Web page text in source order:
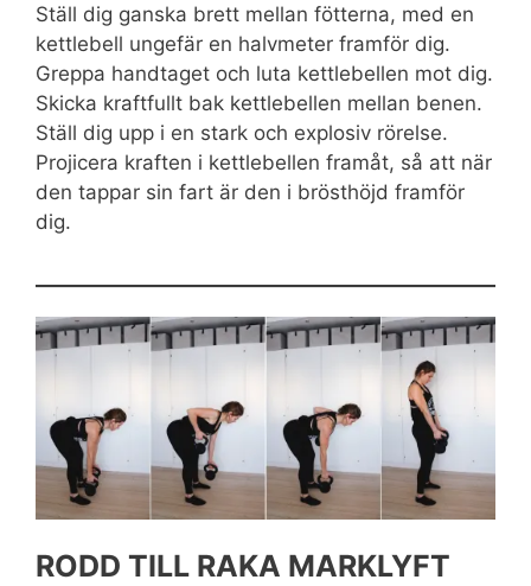
Ställ dig ganska brett mellan fötterna, med en
kettlebell ungefär en halvmeter framför dig.
Greppa handtaget och luta kettlebellen mot dig.
Skicka kraftfullt bak kettlebellen mellan benen.
Ställ dig upp i en stark och explosiv rörelse.
Projicera kraften i kettlebellen framåt, så att när
den tappar sin fart är den i brösthöjd framför
dig.
RODD TILL RAKA MARKLYFT